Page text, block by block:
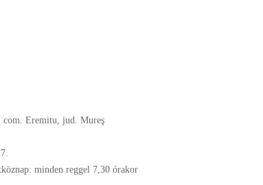
com. Eremitu, jud. Mureş
minden reggel 7,30 órakor